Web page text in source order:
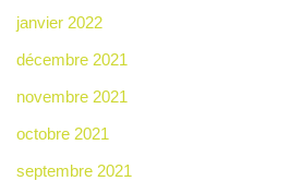
janvier 2022
décembre 2021
novembre 2021
octobre 2021
septembre 2021